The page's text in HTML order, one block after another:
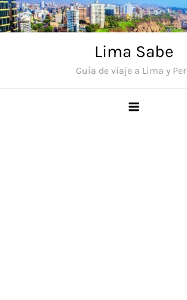
Saltar
al
Lima Sabe
Guía de viaje a Lima y